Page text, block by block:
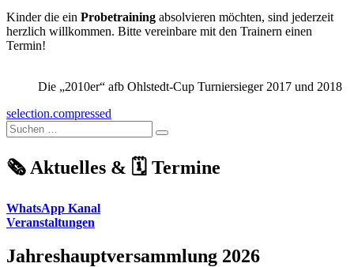
Kinder die ein Probetraining absolvieren möchten, sind jederzeit
herzlich willkommen. Bitte vereinbare mit den Trainern einen
Termin!
Die „2010er“ afb Ohlstedt-Cup Turniersieger 2017 und 2018
selection.compressed
Suchen
nach:
Suchen
🗞️ Aktuelles & 🗓️ Termine
WhatsApp Kanal
Veranstaltungen
Jahreshauptversammlung 2026